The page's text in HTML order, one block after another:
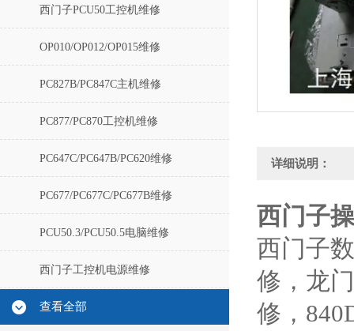
西门子PCU50工控机维修
OP010/OP012/OP015维修
PC827B/PC847C主机维修
PC877/PC870工控机维修
PC647C/PC647B/PC620维修
PC677/PC677C/PC677B维修
PCU50.3/PCU50.5电脑维修
西门子工控机电源维修
查看全部
详细说明：
西门子
西门子
修，龙
修，